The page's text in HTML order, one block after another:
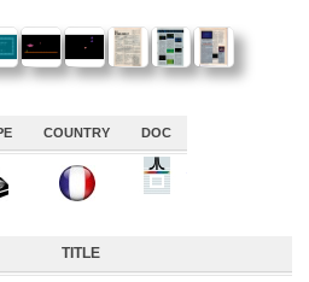
COUNTRY DOC
TITLE